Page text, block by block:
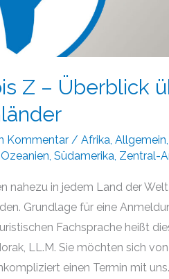
Z – Überblick
Kommentar / Afrika, Allgemein,
Ozeanien, Südamerika, Zentral-
nahezu in jedem Land der
Grundlage für eine
Fachsprache heißt
LL.M. Sie möchten sich
einen Termin mit